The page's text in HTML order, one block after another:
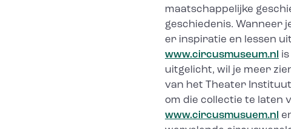
maatschappelijke
geschiedenis. Wanneer
er inspiratie en lessen
www.circusmuseum.nl
uitgelicht, wil je meer
van het Theater
om die collectie te laten
www.circusmusuem.nl